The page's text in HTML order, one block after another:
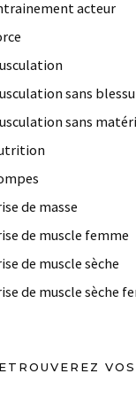
acteur
sans
sans
de masse
de muscle femme
de muscle sèche
de muscle sèche